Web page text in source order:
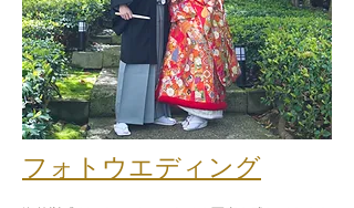
フォトウエディング